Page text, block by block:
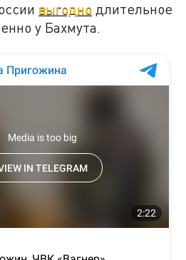
выгодно длительное
у Бахмута.